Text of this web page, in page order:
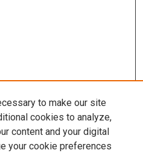
to make our site
cookies to analyze,
content and your digital
your cookie preferences